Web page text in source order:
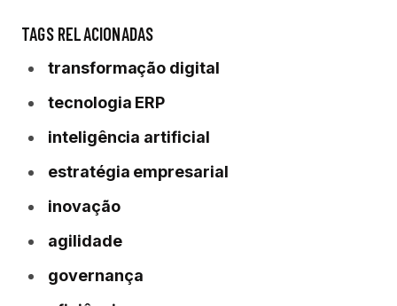
TAGS RELACIONADAS
transformação digital
tecnologia ERP
inteligência artificial
estratégia empresarial
inovação
agilidade
governança